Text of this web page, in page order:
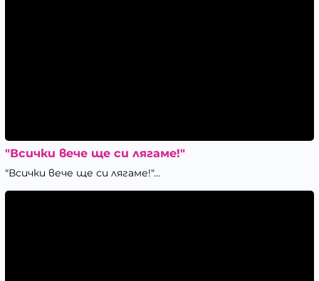
"Всички вече ще си лягаме!"
"Всички вече ще си лягаме!"...